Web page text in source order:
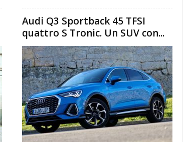
Audi Q3 Sportback 45 TFSI
quattro S Tronic. Un SUV con...